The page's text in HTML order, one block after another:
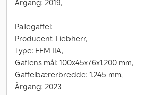
Årgang: 2019,
Pallegaffel:
Producent: Liebherr,
Type: FEM IIA,
Gaflens mål: 100x45x76x1.200 mm,
Gaffelbærerbredde: 1.245 mm,
Årgang: 2023